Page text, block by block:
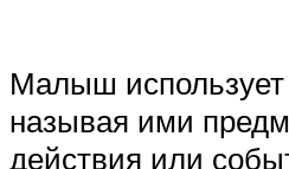
Малыш использует
называя ими
действия или